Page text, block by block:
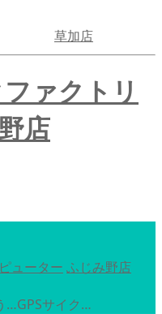
草加店
ューター ふじみ野店
…GPSサイク…